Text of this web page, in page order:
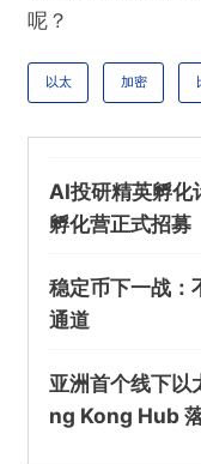
呢？
以太 加密
AI投研精英孵化
孵化营正式招募
稳定币下一战：
通道
亚洲首个线下以
ng Kong Hub